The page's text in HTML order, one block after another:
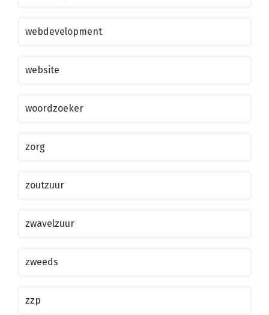
webdevelopment
website
woordzoeker
zorg
zoutzuur
zwavelzuur
zweeds
zzp